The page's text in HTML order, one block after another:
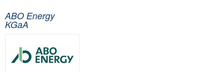
ABO Energy
KGaA